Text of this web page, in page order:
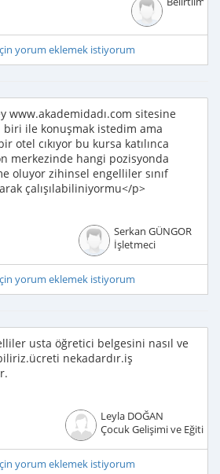
yorum eklemek istiyorum
www.akademidadı.com sitesine
ile konuşmak istedim ama
otel cıkıyor bu kursa katılınca
merkezinde hangi pozisyonda
oluyor zihinsel engelliler sınıf
çalışılabiliniyormu</p>
Serkan GÜNGOR
İşletmeci
yorum eklemek istiyorum
usta öğretici belgesini nasıl ve
nekadardır.iş
Leyla DOĞAN
Çocuk Gelişimi ve
yorum eklemek istiyorum